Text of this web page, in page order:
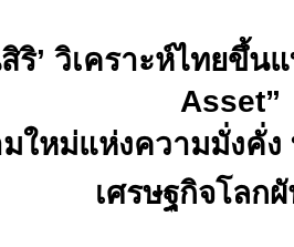
ริ’ วิเคราะห์ไทยขึ้น
Asset”
ใหม่แห่งความมั่งคั่ง
เศรษฐกิจโลก